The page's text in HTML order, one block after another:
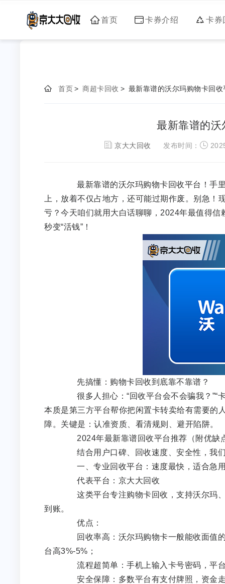
首页 卡券介绍 卡券
首页> 商超卡回收 > 最新靠谱的沃尔玛购物卡回收
最新靠谱的沃
京大大回收 发布时间：
最新靠谱的沃尔玛购物卡回收平台！手里
上，放着不仅占地方，还可能过期作废。别急
亏？今天咱们就用大白话聊聊，2024年最值得
秒变“活钱”！
先搞懂：购物卡回收到底靠不靠谱？
很多人担心：“回收平台会不会骗我？”“
本质是第三方平台帮你把闲置卡转卖给有需要的
障。关键是：认准资质、看清规则、避开陷阱。
2024年最新靠谱回收平台推荐（附优缺
结合用户口碑、回收速度、安全性，我们
一、专业回收平台：速度最快，适合急
代表平台：京大大回收
这类平台专注购物卡回收，支持沃尔玛、
到账。
优点：
回收率高：沃尔玛购物卡一般能收面值的
台高3%-5%；
流程超简单：手机上输入卡号密码，平台
安全保障：多数平台有支付牌照，资金走